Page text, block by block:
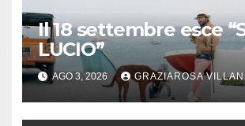
Il 18 settembre esce
LUCIO”
AGO 3, 2026 GRAZIAROSA VILLANI